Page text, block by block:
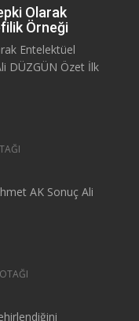
Olarak
Örneği
Entelektüel
DÜZGÜN Özet İlk
AK Sonuç Ali